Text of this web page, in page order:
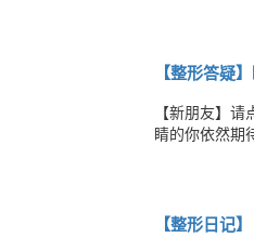
【整形答疑
【新朋友】
睛的你依然期
【整形日记】